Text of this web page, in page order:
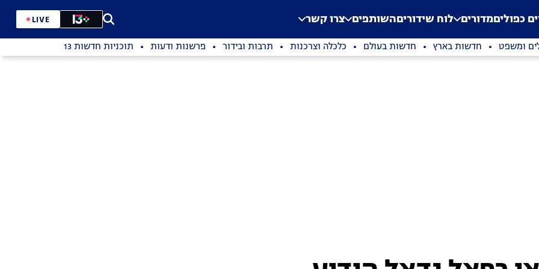
Application error: a
. כפוליםמדורים לוח שידוריםהשותפים צרו קשר LIVE
ומשפט חדשות בארץ חדשות בעולם כלכלה וצרכנות תרבות ובידור פרשנות ודעות תוכניות חדשות 13